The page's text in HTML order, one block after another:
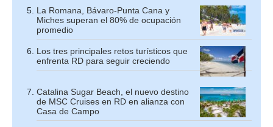
La Romana, Bávaro-Punta Cana y
Miches superan el 80% de ocupación
promedio
Los tres principales retos turísticos que
enfrenta RD para seguir creciendo
Catalina Sugar Beach, el nuevo destino
de MSC Cruises en RD en alianza con
Casa de Campo